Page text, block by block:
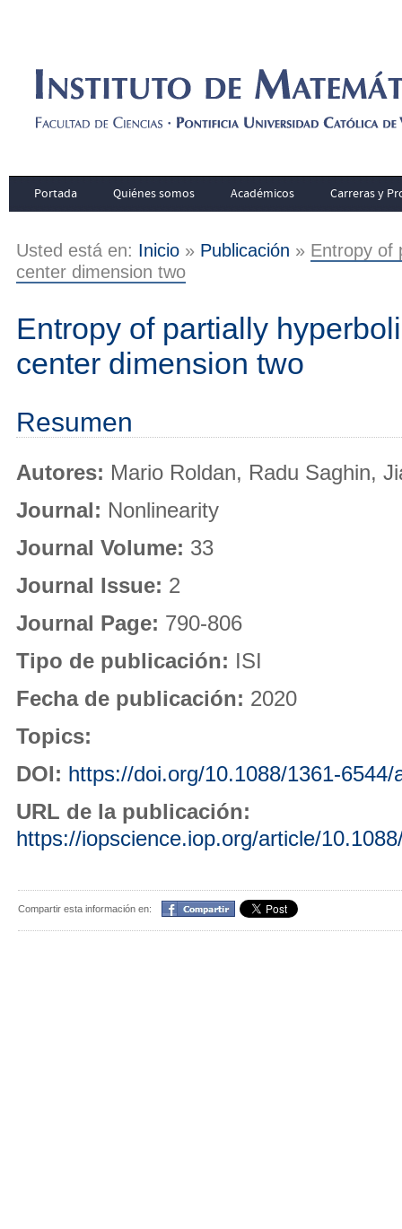
Portada Quiénes somos Académicos Carreras y
Usted está en: Inicio » Publicación » Entropy of
center dimension two
Entropy of partially
center dimension two
Resumen
Autores: Mario Roldan, Radu Saghin,
Journal: Nonlinearity
Journal Volume: 33
Journal Issue: 2
Journal Page: 790-806
Tipo de publicación: ISI
Fecha de publicación: 2020
Topics:
DOI: https://doi.org/10.1088/1361-6544/
URL de la publicación:
https://iopscience.iop.org/article/
Compartir esta información en: Compartir